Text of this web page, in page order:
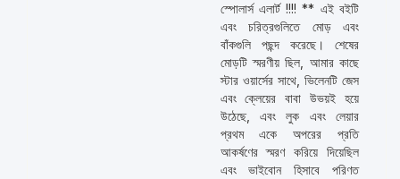
স্পোলার্স এলার্ট !!!! ** এই বইটি
এবং চরিত্রগুলিতে মোড় এবং
বাঁকগুলি পছন্দ করেছে। শেষের
মোড়টি স্মরণীয় ছিল, আমার কাছে
স্টার ওয়ার্সের সাথে, ভিলেনটি জেস
এবং ক্লেয়ের বাবা উভয়ই হয়ে
উঠেছে, এবং লুক এবং লেয়ার
প্রথম একে অপরের প্রতি
আকর্ষণের স্মরণ করিয়ে দিয়েছিল
এবং ভাইবোন হিসাবে পরিণত